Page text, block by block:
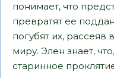
понимает, что
превратят ее
погубят их,
миру. Элен знает,
старинное